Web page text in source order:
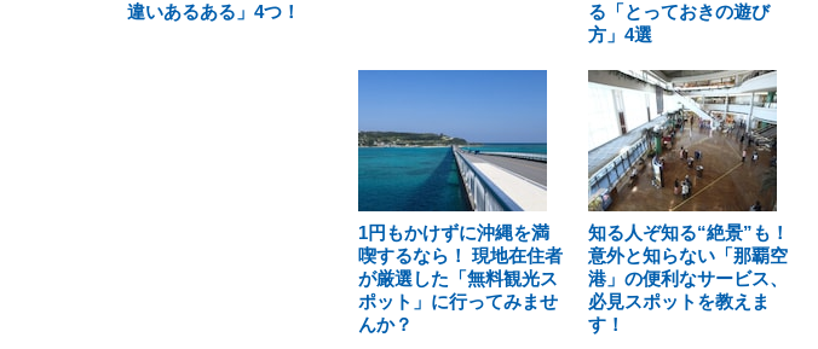
違いあるある」4つ！
る「とっておきの遊び
方」4選
1円もかけずに沖縄を満
喫するなら！ 現地在住者
が厳選した「無料観光ス
ポット」に行ってみませ
んか？
知る人ぞ知る“絶景”も！
意外と知らない「那覇空
港」の便利なサービス、
必見スポットを教えま
す！